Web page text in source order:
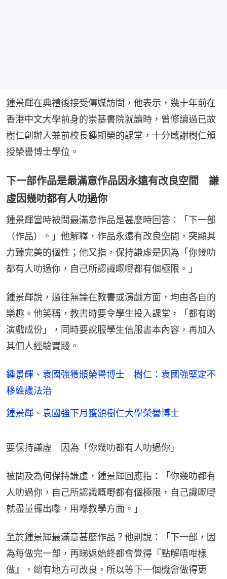
鍾景輝在典禮後接受傳媒訪問，他表示，幾十年前在
香港中文大學前身的崇基書院就讀時，曾修讀過已故
樹仁創辦人兼前校長鍾期榮的課堂，十分感謝樹仁頒
授榮譽博士學位。
下一部作品是最滿意作品因永遠有改良空間 謙
虛因幾叻都有人叻過你
鍾景輝當時被問最滿意作品是甚麼時回答：「下一部
（作品）。」他解釋，作品永遠有改良空間，突顯其
力臻完美的個性；他又指，保持謙虛是因為「你幾叻
都有人叻過你，自己所認識嘅嘢都有個極限。」
鍾景輝說，過往無論在教書或演戲方面，均由各自的
樂趣。他笑稱，教書時要令學生投入課堂，「都有啲
演戲成份」，同時要說服學生信服書本內容，再加入
其個人經驗實踐。
鍾景輝、袁國強獲頒榮譽博士 樹仁：袁國強堅定不
移維護法治
鍾景輝、袁國強下月獲頒樹仁大學榮譽博士
要保持謙虛　因為「你幾叻都有人叻過你」
被問及為何保持謙虛，鍾景輝回應指：「你幾叻都有
人叻過你，自己所認識嘅嘢都有個極限，自己識嘅嘢
就盡量攞出嚟，用喺教學方面。」
至於鍾景輝最滿意甚麼作品？他則說：「下一部，因
為每做完一部，再睇返始終都會覺得『點解唔咁樣
做』，總有地方可改良，所以等下一個機會做得更